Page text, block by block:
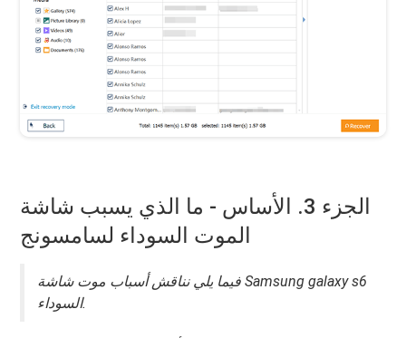
الجزء 3. الأساس - ما الذي يسبب شاشة
الموت السوداء لسامسونج
فيما يلي نناقش أسباب موت شاشة Samsung galaxy s6
السوداء.